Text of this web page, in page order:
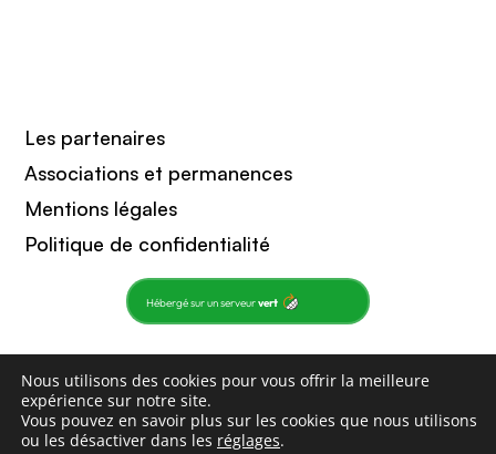
Les partenaires
Associations et permanences
Mentions légales
Politique de confidentialité
Hébergé sur un serveurvert
Copyright 2021 : Sagardian
Un site fait pour
Nous utilisons des cookies pour vous offrir la meilleure
expérience sur notre site.
Vous pouvez en savoir plus sur les cookies que nous utilisons
ou les désactiver dans les réglages.